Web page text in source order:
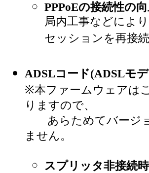
PPPoEの接続性の
局内工事などによ
セッションを再接
ADSLコード(ADSLモ
※本ファームウェアは
りますので、
あらためてバージョ
ません。
スプリッタ非接続